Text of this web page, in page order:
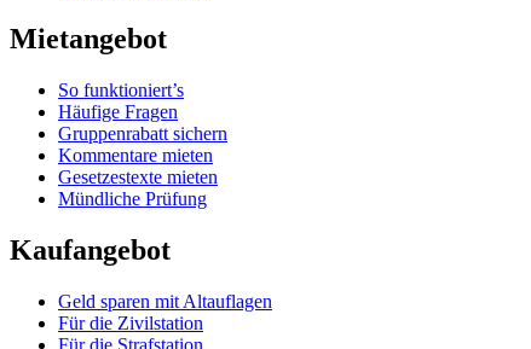
Mietangebot
So funktioniert’s
Häufige Fragen
Gruppenrabatt sichern
Kommentare mieten
Gesetzestexte mieten
Mündliche Prüfung
Kaufangebot
Geld sparen mit Altauflagen
Für die Zivilstation
Für die Strafstation